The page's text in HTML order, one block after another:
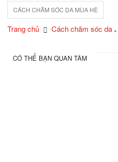
CÁCH CHĂM SÓC DA MÙA HÈ
Trang chủ Cách chăm sóc da
CÓ THỂ BẠN QUAN TÂM